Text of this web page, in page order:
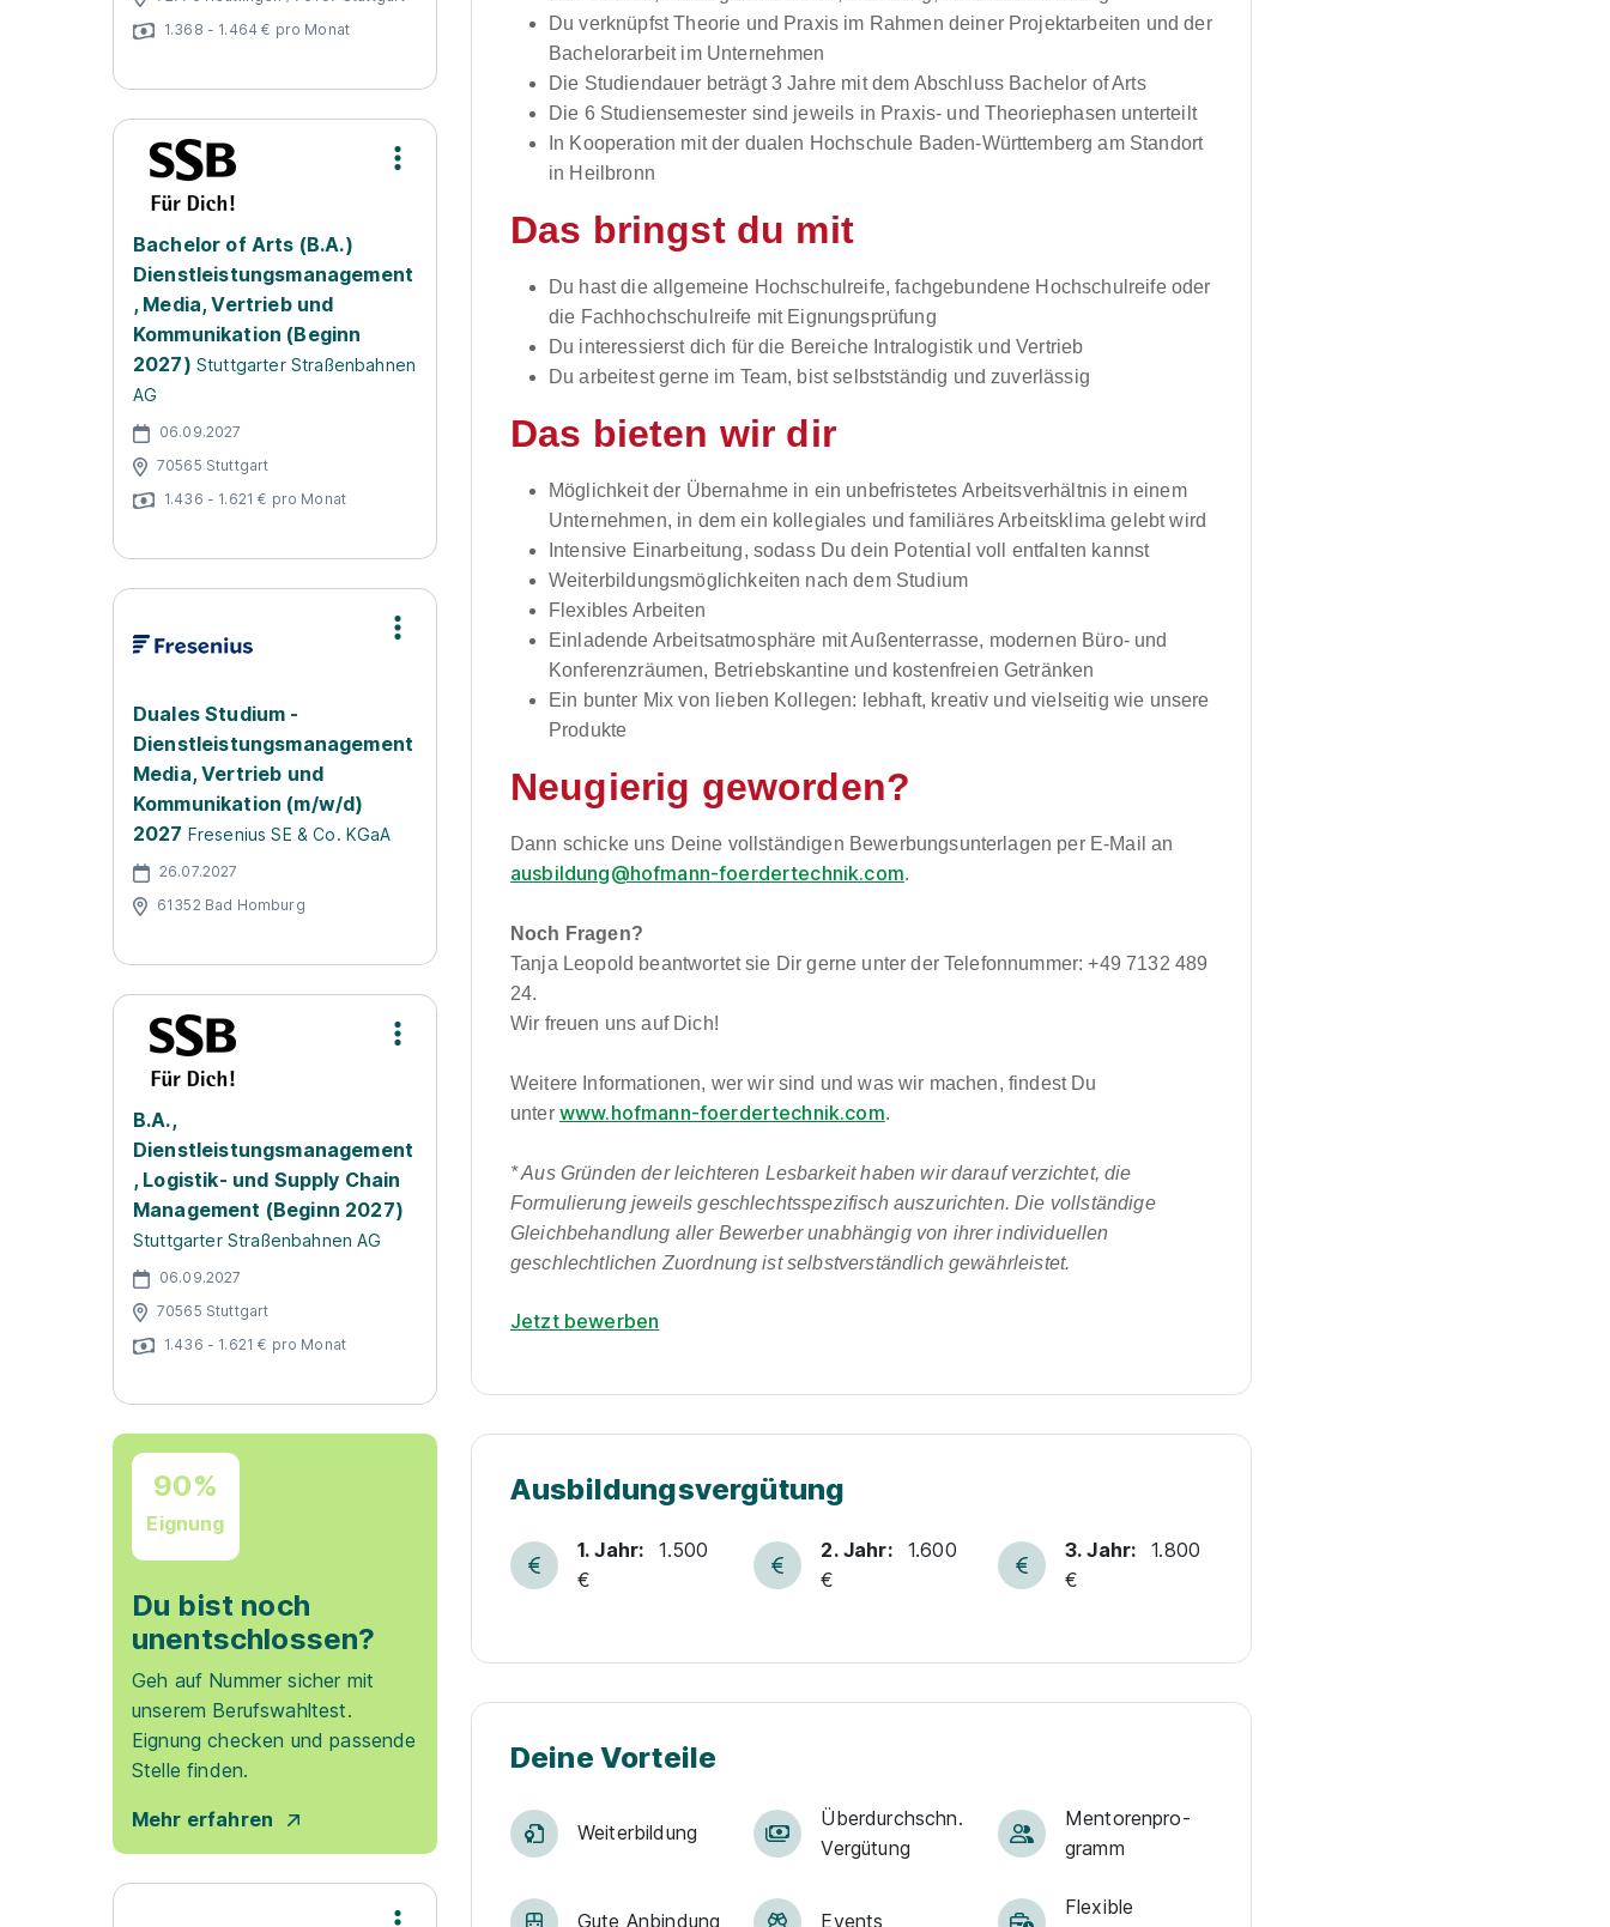
1.368 - 1.464 € pro Monat
Bachelor of Arts (B.A.)
Dienstleistungsmanagement
, Media, Vertrieb und
Kommunikation (Beginn
2027) Stuttgarter Straßenbahnen
AG
06.09.2027
70565 Stuttgart
1.436 - 1.621 € pro Monat
Duales Studium -
Dienstleistungsmanagement
Media, Vertrieb und
Kommunikation (m/w/d)
2027 Fresenius SE & Co. KGaA
26.07.2027
61352 Bad Homburg
B.A.,
Dienstleistungsmanagement
, Logistik- und Supply Chain
Management (Beginn 2027)
Stuttgarter Straßenbahnen AG
06.09.2027
70565 Stuttgart
1.436 - 1.621 € pro Monat
90%
Eignung
Du bist noch
unentschlossen?
Geh auf Nummer sicher mit
unserem Berufswahltest.
Eignung checken und passende
Stelle finden.
Mehr erfahren
Du verknüpfst Theorie und Praxis im Rahmen deiner Projektarbeiten und der
Bachelorarbeit im Unternehmen
Die Studiendauer beträgt 3 Jahre mit dem Abschluss Bachelor of Arts
Die 6 Studiensemester sind jeweils in Praxis- und Theoriephasen unterteilt
In Kooperation mit der dualen Hochschule Baden-Württemberg am Standort
in Heilbronn
Das bringst du mit
Du hast die allgemeine Hochschulreife, fachgebundene Hochschulreife oder
die Fachhochschulreife mit Eignungsprüfung
Du interessierst dich für die Bereiche Intralogistik und Vertrieb
Du arbeitest gerne im Team, bist selbstständig und zuverlässig
Das bieten wir dir
Möglichkeit der Übernahme in ein unbefristetes Arbeitsverhältnis in einem
Unternehmen, in dem ein kollegiales und familiäres Arbeitsklima gelebt wird
Intensive Einarbeitung, sodass Du dein Potential voll entfalten kannst
Weiterbildungsmöglichkeiten nach dem Studium
Flexibles Arbeiten
Einladende Arbeitsatmosphäre mit Außenterrasse, modernen Büro- und
Konferenzräumen, Betriebskantine und kostenfreien Getränken
Ein bunter Mix von lieben Kollegen: lebhaft, kreativ und vielseitig wie unsere
Produkte
Neugierig geworden?
Dann schicke uns Deine vollständigen Bewerbungsunterlagen per E-Mail an
ausbildung@hofmann-foerdertechnik.com.
Noch Fragen?
Tanja Leopold beantwortet sie Dir gerne unter der Telefonnummer: +49 7132 489
24.
Wir freuen uns auf Dich!
Weitere Informationen, wer wir sind und was wir machen, findest Du
unter www.hofmann-foerdertechnik.com.
* Aus Gründen der leichteren Lesbarkeit haben wir darauf verzichtet, die
Formulierung jeweils geschlechtsspezifisch auszurichten. Die vollständige
Gleichbehandlung aller Bewerber unabhängig von ihrer individuellen
geschlechtlichen Zuordnung ist selbstverständlich gewährleistet.
Jetzt bewerben
Ausbildungsvergütung
1. Jahr:
1.500
€
2. Jahr:
1.600
€
3. Jahr:
1.800
€
Deine Vorteile
Weiter­bildung
Über­durch­schn.
Ver­gü­tung
Men­to­ren­pro­
gramm
Gute An­bin­dung Events
Flexible